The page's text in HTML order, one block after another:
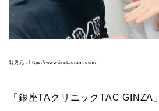
出典元：https://www.instagram.com/
「銀座TAクリニックTAC GINZA」